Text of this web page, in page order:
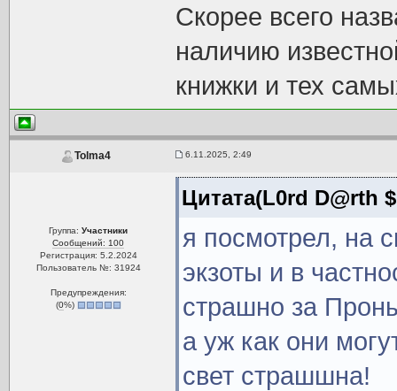
Скорее всего
наличию
книжки и тех
Tolma4 6.11.2025, 2:49
Группа:Участники
Сообщений: 100
Регистрация: 5.2.2024
Пользователь №: 31924
Предупреждения:
(0%)
Цитата(L0rd D@rth
я посмотрел, на
экзоты и в
страшно за
а уж как они
свет страшшна!